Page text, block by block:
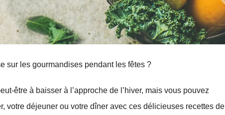
sur les gourmandises pendant les fêtes ?
être à baisser à l’approche de l’hiver, mais vous pouvez
votre déjeuner ou votre dîner avec ces délicieuses recettes de